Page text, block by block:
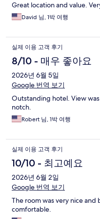
Great location and value.
David 님, 1박 여행
실제 이용 고객 후기
8/10 - 매우 좋아요
2026년 6월 5일
Google 번역 보기
Outstanding hotel. View
notch.
Robert 님, 1박 여행
실제 이용 고객 후기
10/10 - 최고예요
2026년 6월 2일
Google 번역 보기
The room was very nice
comfortable.